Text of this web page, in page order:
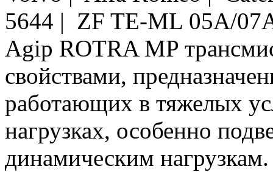
5644 | ZF TE-ML 05A/
Agip ROTRA MP
свойствами,
работающих в тяжелых
нагрузках, особенно
динамическим нагрузкам.